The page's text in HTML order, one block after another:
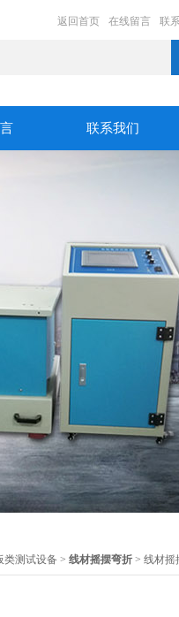
返回首页 在线留言 联
联系我们
类测试设备 > 线材摇摆弯折 > 线材摇